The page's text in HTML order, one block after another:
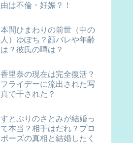
由は不倫・妊娠？！
本間ひまわりの前世（中の
人）ゆぽち？顔バレや年齢
は？彼氏の噂は？
香里奈の現在は完全復活？
フライデーに流出された写
真で干された？
すとぷりのさとみが結婚っ
て本当？相手はだれ？プロ
ポーズの真相と結婚したく